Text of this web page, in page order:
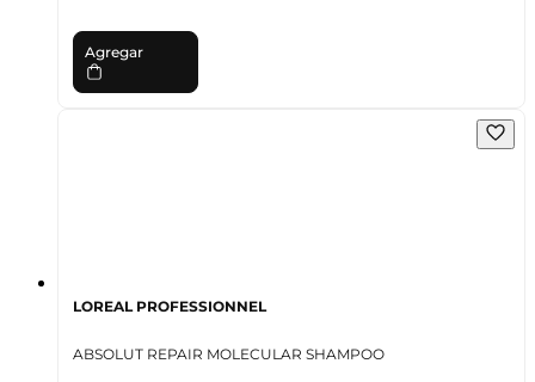
Agregar
LOREAL PROFESSIONNEL
ABSOLUT REPAIR MOLECULAR SHAMPOO